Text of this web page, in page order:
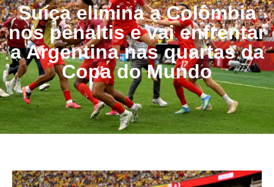
Suíça elimina a Colômbia
nos pênaltis e vai enfrentar
a Argentina nas quartas da
Copa do Mundo